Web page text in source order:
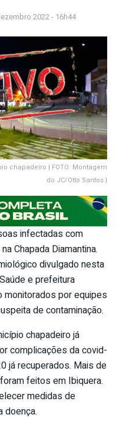
2022 - 16h44
chapadeiro | FOTO: Montagem
do JC/Otto Santos |
infectadas com
Chapada Diamantina.
divulgado nesta
e prefeitura
monitorados por equipes
de contaminação.
chapadeiro já
complicações da covid-
já recuperados. Mais de
feitos em Ibiquera.
medidas de
doença.